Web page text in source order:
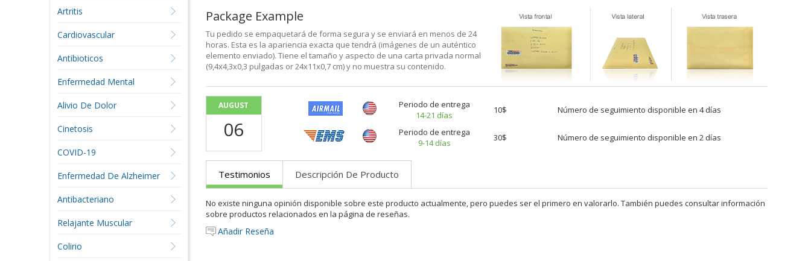
Package Example
Tu pedido se empaquetará de forma segura y se enviará en menos de 24
horas. Esta es la apariencia exacta que tendrá (imágenes de un auténtico
elemento enviado). Tiene el tamaño y aspecto de una carta privada normal
(9,4x4,3x0,3 pulgadas or 24x11x0,7 cm) y no muestra su contenido.
AUGUST
06
Periodo de entrega
14-21 días
10$ Número de seguimiento disponible en 4 días
Periodo de entrega
9-14 días
30$ Número de seguimiento disponible en 2 días
Testimonios Descripción De Producto
No existe ninguna opinión disponible sobre este producto actualmente, pero puedes ser el primero en valorarlo. También puedes consultar información
sobre productos relacionados en la página de reseñas.
Añadir Reseña
Artritis
Cardiovascular
Antibioticos
Enfermedad Mental
Alivio De Dolor
Cinetosis
COVID-19
Enfermedad De Alzheimer
Antibacteriano
Relajante Muscular
Colirio